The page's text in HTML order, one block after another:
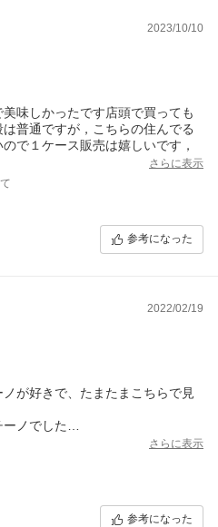
2023/10/10
味しかったです店頭で買っても
普通ですが，こちらの住んでる
で１ケース販売は嬉しいです，
さらに表示
参考になった
2022/02/19
が好きで、たまたまこちらで見
ノでした
うしてこれを送ったのかよくわか
さらに表示
参考になった